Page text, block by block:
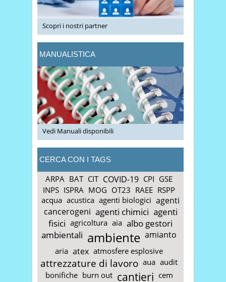
Scopri i nostri partner
MANUALISTICA
Vedi Manuali disponibili
CERCA CON I TAGS
ARPA BAT CIT COVID-19 CPI GSE
INPS ISPRA MOG OT23 RAEE RSPP
acqua acustica agenti biologici agenti
cancerogeni agenti chimici agenti
fisici agricoltura aia albo gestori
ambientali ambiente amianto
aria atex atmosfere esplosive
attrezzature di lavoro aua audit
bonifiche burn out cantieri cem